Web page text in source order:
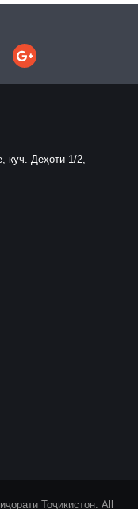
кӯч. Деҳоти 1/2,
Тоҷикистон. All